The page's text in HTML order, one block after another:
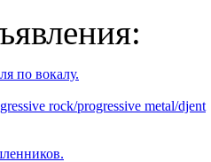
по вокалу.
rock/progressive metal/djent